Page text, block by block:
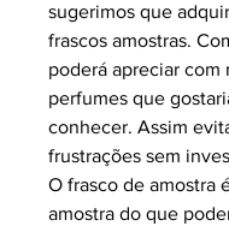
sugerimos que
frascos amostras.
poderá apreciar com
perfumes que
conhecer. Assim
frustrações sem
O frasco de amostra
amostra do que